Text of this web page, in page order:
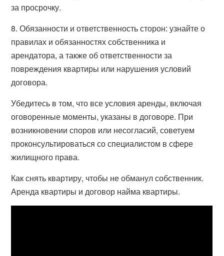
за просрочку.
8. Обязанности и ответственность сторон: узнайте о
правилах и обязанностях собственника и
арендатора, а также об ответственности за
повреждения квартиры или нарушения условий
договора.
Убедитесь в том, что все условия аренды, включая
оговоренные моменты, указаны в договоре. При
возникновении споров или несогласий, советуем
проконсультироваться со специалистом в сфере
жилищного права.
Как снять квартиру, чтобы не обманул собственник.
Аренда квартиры и договор найма квартиры.